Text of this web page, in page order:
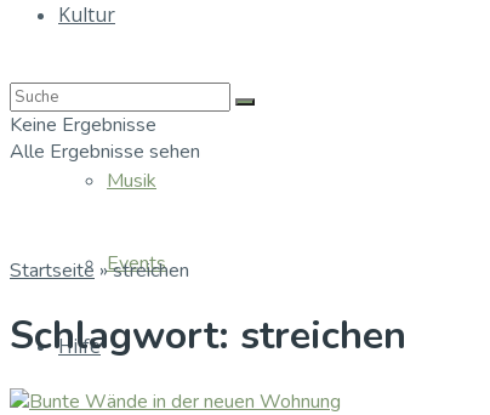
Kultur
Musik
Events
Hilfe
Keine Ergebnisse
Alle Ergebnisse sehen
Startseite »streichen
Schlagwort: streichen